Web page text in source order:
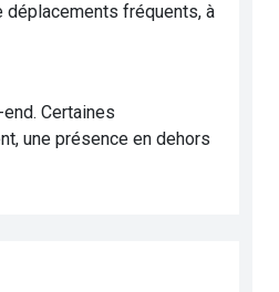
fréquents, à
Certaines
une présence en dehors